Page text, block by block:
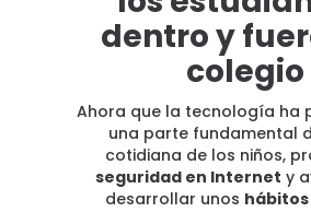
dentro y
colegio
Ahora que la tecnología ha
una parte fundamental
cotidiana de los niños,
seguridad en Internet y
desarrollar unos